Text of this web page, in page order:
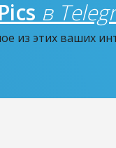
в
из этих ваших